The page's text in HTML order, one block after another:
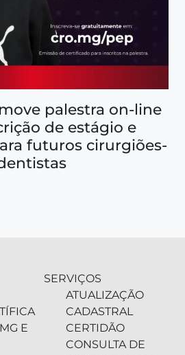
palestra on-line
de estágio e
futuros cirurgiões-
E
SERVIÇOS
ATUALIZAÇÃO
CADASTRAL
CERTIDÃO
CONSULTA DE